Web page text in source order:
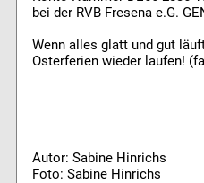
bei der RVB Fresena e.G.
Wenn alles glatt und gut
Osterferien wieder laufen!
Autor: Sabine Hinrichs
Foto: Sabine Hinrichs